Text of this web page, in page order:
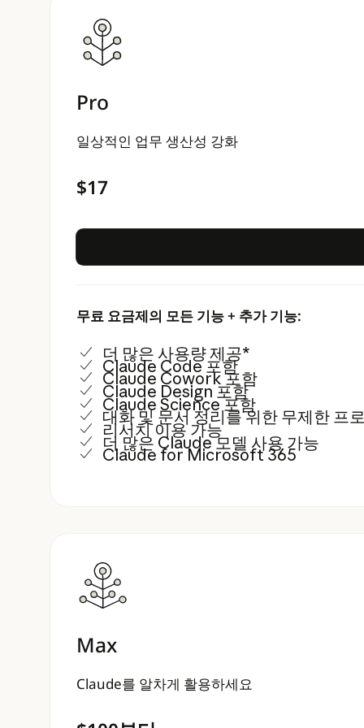
Pro
일상적인 업무 생산성 강화
$17
무료 요금제의 모든 기능 + 추가 기능:
더 많은 사용량 제공*
Claude Code 포함
Claude Cowork 포함
Claude Design 포함
Claude Science 포함
대화 및 문서 정리를 위한 무제한 프
리서치 이용 가능
더 많은 Claude 모델 사용 가능
Claude for Microsoft 365
Max
Claude를 알차게 활용하세요